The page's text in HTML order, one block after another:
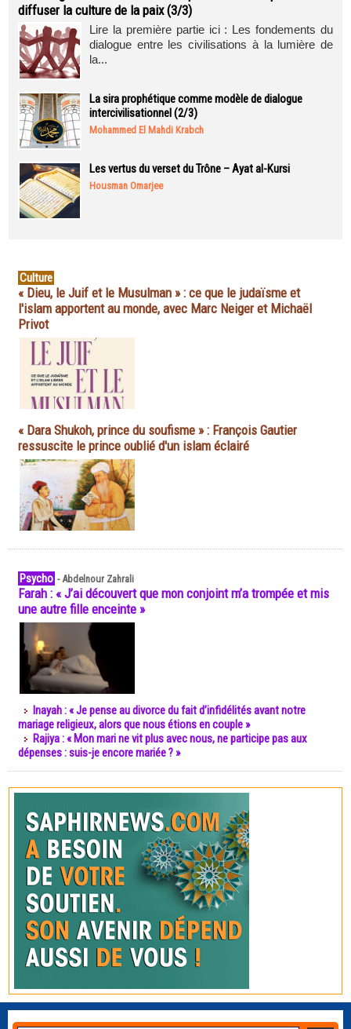
diffuser la culture de la paix (3/3)
Lire la première partie ici : Les fondements du
dialogue entre les civilisations à la lumière de
la...
La sira prophétique comme modèle de dialogue
intercivilisationnel (2/3)
Mohammed El Mahdi Krabch
Les vertus du verset du Trône – Ayat al-Kursi
Housman Omarjee
Culture
« Dieu, le Juif et le Musulman » : ce que le judaïsme et
l'islam apportent au monde, avec Marc Neiger et Michaël
Privot
« Dara Shukoh, prince du soufisme » : François Gautier
ressuscite le prince oublié d'un islam éclairé
Psycho -Abdelnour Zahrali
Farah : « J’ai découvert que mon conjoint m’a trompée et mis
une autre fille enceinte »
Inayah : « Je pense au divorce du fait d’infidélités avant notre
mariage religieux, alors que nous étions en couple »
Rajiya : « Mon mari ne vit plus avec nous, ne participe pas aux
dépenses : suis-je encore mariée ? »